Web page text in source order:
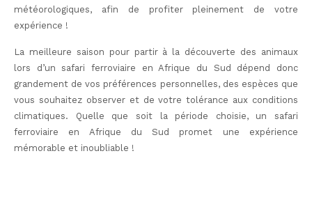
météorologiques, afin de profiter pleinement de votre
expérience !
La meilleure saison pour partir à la découverte des animaux
lors d’un safari ferroviaire en Afrique du Sud dépend donc
grandement de vos préférences personnelles, des espèces que
vous souhaitez observer et de votre tolérance aux conditions
climatiques. Quelle que soit la période choisie, un safari
ferroviaire en Afrique du Sud promet une expérience
mémorable et inoubliable !